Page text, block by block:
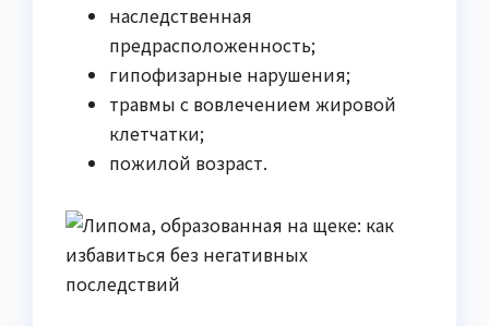
наследственная
предрасположенность;
гипофизарные нарушения;
травмы с вовлечением жировой
клетчатки;
пожилой возраст.